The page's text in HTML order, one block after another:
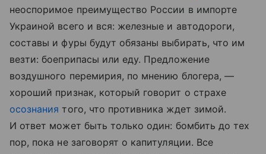
неоспоримое преимущество России в импорте
Украиной всего и вся: железные и автодороги,
составы и фуры будут обязаны выбирать, что им
везти: боеприпасы или еду. Предложение
воздушного перемирия, по мнению блогера, —
хороший признак, который говорит о страхе
осознания того, что противника ждет зимой.
И ответ может быть только один: бомбить до тех
пор, пока не заговорят о капитуляции. Все